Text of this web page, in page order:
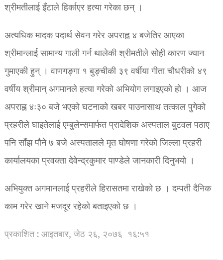
श्रीमतीलाई इँटाले हिर्काएर हत्या गरेका छन् ।
अत्यधिक मादक पदार्थ सेवन गरेर अपराह्न ४ बजेतिर आएका
श्रीमान्लाई सामान्य गाली गर्न थालेकी श्रीमतीले सोही कारण ज्यान
गुमाएकी हुन् । वाणगङ्गा १ बुङ्चीकी ३९ वर्षीया गीता चौधरीको ४९
वर्षीय श्रीमान् अगमानले हत्या गरेको अभियोग लगाइएको हो । आज
अपराह्न ४ः३० बजे भएको घटनाको खबर पाउनासाथ तत्काल पुगेको
प्रहरीले घाइतेलाई एम्बुलेन्समार्फत प्रादेशिक अस्पताल बुटवल पठाए
पनि साँझ पौने ७ बजे अस्पतालले मृत घोषणा गरेको जिल्ला प्रहरी
कार्यालयका प्रवक्ता देवेन्द्रकुमार पाण्डेले जानकारी दिनुभयो ।
अभियुक्त अगमानलाई प्रहरीले हिरासतमा राखेको छ । दम्पती दैनिक
काम गरेर खाने मजदूर रहेको बताइएको छ ।
प्रकाशित : आइतबार, जेठ २६, २०७६ १६:५१